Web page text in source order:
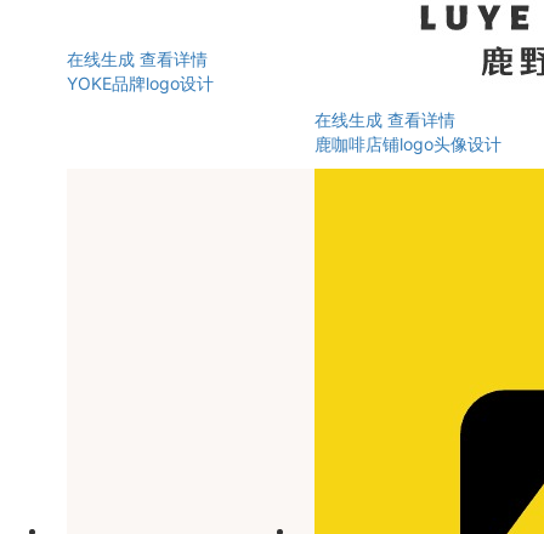
在线生成 查看详情
YOKE品牌logo设计
在线生成 查看详情
鹿咖啡店铺logo头像设计